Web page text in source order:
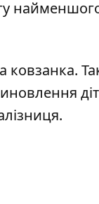
ковзанка.
.